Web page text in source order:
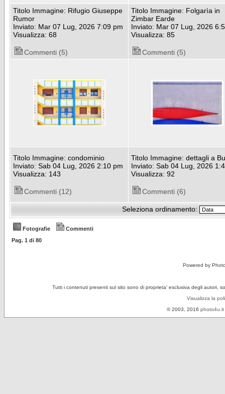
Titolo Immagine: Rifugio Giuseppe
Rumor
Inviato: Mar 07 Lug, 2026 7:09 pm
Visualizza: 68
Commenti (5)
Titolo Immagine: Folgarìa in
Zimbar Earde
Inviato: Mar 07 Lug, 2026
Visualizza: 85
Commenti (5)
Titolo Immagine: condominio
Inviato: Sab 04 Lug, 2026 2:10 pm
Visualizza: 143
Commenti (12)
Titolo Immagine: dettagli a
Inviato: Sab 04 Lug, 2026
Visualizza: 92
Commenti (6)
Seleziona ordinamento:
Fotografie
Commenti
Pag. 1 di 80
Powered by
Tutti i contenuti presenti sul sito sono di proprieta' esclusiva degli autori,
Visualizza la
© 2003, 2016 photo4u.it